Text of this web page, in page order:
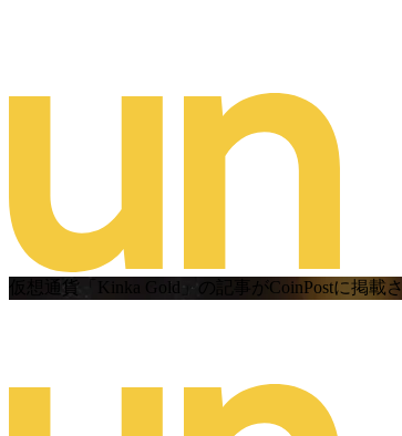
仮想通貨「Kinka Gold」の記事がCoinPostに掲載